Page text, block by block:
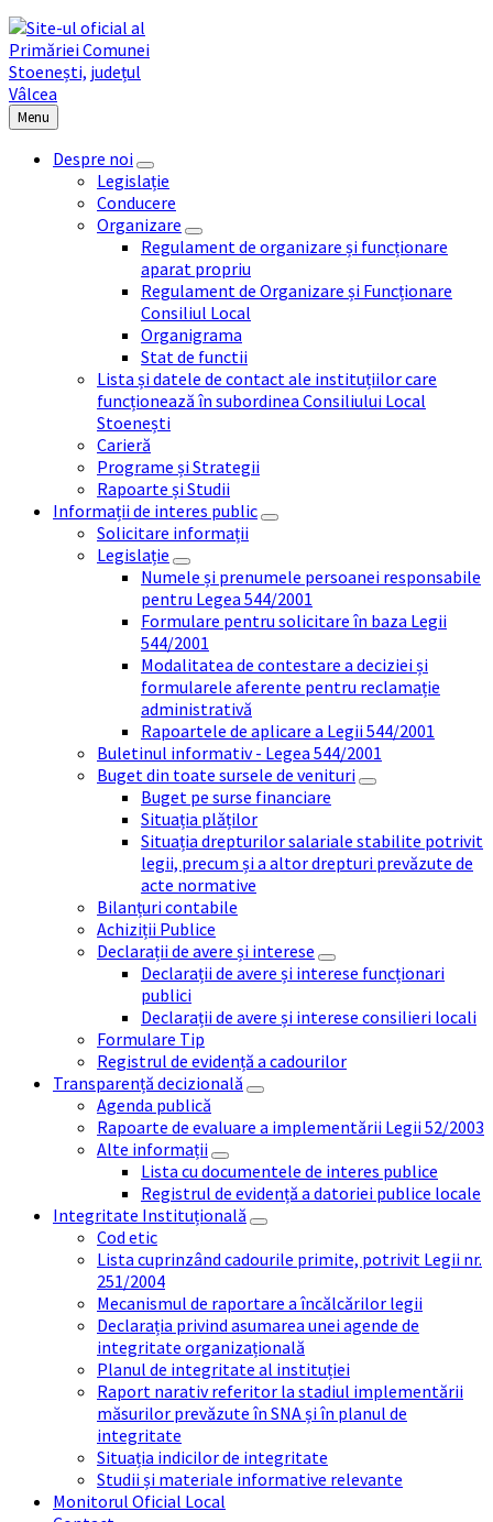
Menu
Despre noi
Legislație
Conducere
Organizare
Regulament de organizare și funcționare
aparat propriu
Regulament de Organizare și Funcționare
Consiliul Local
Organigrama
Stat de functii
Lista și datele de contact ale instituțiilor care
funcționează în subordinea Consiliului Local
Stoenești
Carieră
Programe și Strategii
Rapoarte și Studii
Informații de interes public
Solicitare informații
Legislație
Numele și prenumele persoanei responsabile
pentru Legea 544/2001
Formulare pentru solicitare în baza Legii
544/2001
Modalitatea de contestare a deciziei și
formularele aferente pentru reclamație
administrativă
Rapoartele de aplicare a Legii 544/2001
Buletinul informativ - Legea 544/2001
Buget din toate sursele de venituri
Buget pe surse financiare
Situația plăților
Situația drepturilor salariale stabilite potrivit
legii, precum și a altor drepturi prevăzute de
acte normative
Bilanțuri contabile
Achiziții Publice
Declarații de avere și interese
Declarații de avere și interese funcționari
publici
Declarații de avere și interese consilieri locali
Formulare Tip
Registrul de evidență a cadourilor
Transparență decizională
Agenda publică
Rapoarte de evaluare a implementării Legii 52/2003
Alte informații
Lista cu documentele de interes publice
Registrul de evidență a datoriei publice locale
Integritate Instituțională
Cod etic
Lista cuprinzând cadourile primite, potrivit Legii nr.
251/2004
Mecanismul de raportare a încălcărilor legii
Declarația privind asumarea unei agende de
integritate organizațională
Planul de integritate al instituției
Raport narativ referitor la stadiul implementării
măsurilor prevăzute în SNA și în planul de
integritate
Situația indicilor de integritate
Studii și materiale informative relevante
Monitorul Oficial Local